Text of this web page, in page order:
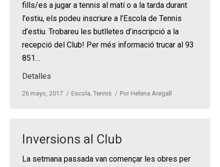
fills/es a jugar a tennis al matí o a la tarda durant
l’estiu, els podeu inscriure a l’Escola de Tennis
d’estiu. Trobareu les butlletes d’inscripció a la
recepció del Club! Per més informació trucar al 93
851…
Detalles
26 mayo, 2017 Escola, Tennis Por Helena Aregall
Inversions al Club
La setmana passada van començar les obres per